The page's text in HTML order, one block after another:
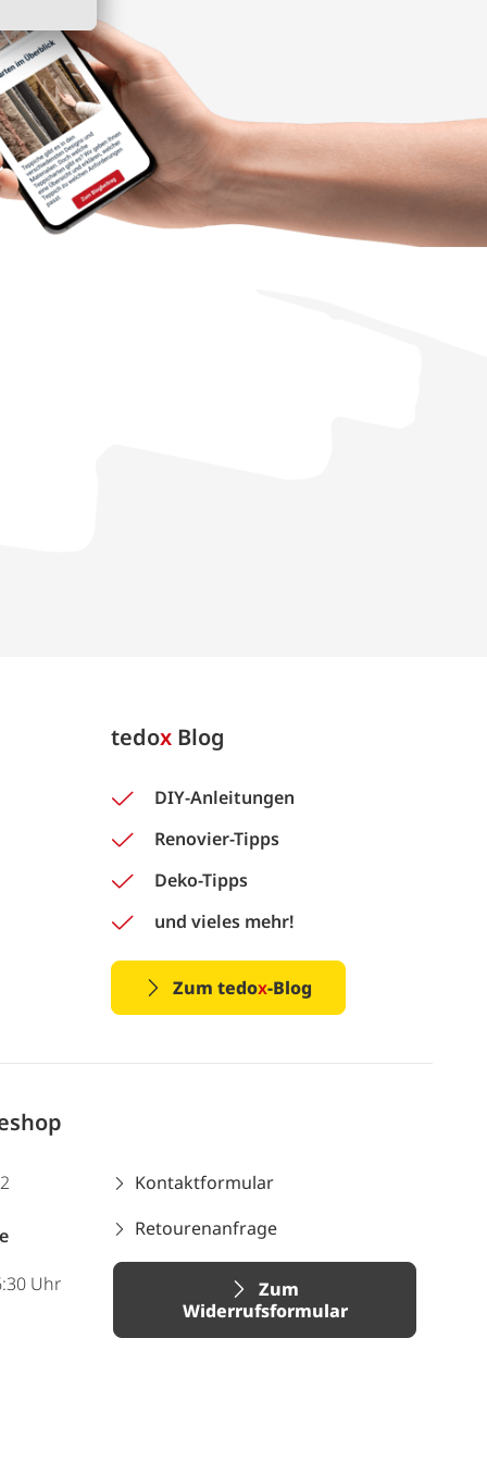
tedox Blog
DIY-Anleitungen
Renovier-Tipps
Deko-Tipps
und vieles mehr!
Zum tedox-Blog
Uhr
Kontaktformular
Retourenanfrage
Zum
Widerrufsformular